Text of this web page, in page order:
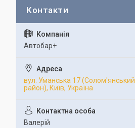
Автобар+
вул. Уманська 17 (Солом'янський
район), Київ, Україна
Валерій